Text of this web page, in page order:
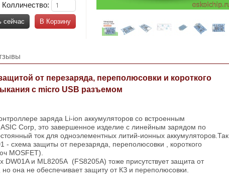
Колличество:
В Корзину
сейчас
от перезаряда, переполюсовки и короткого
с micro USB разъемом
заряда Li-ion аккумуляторов со встроенным
Corp, это завершенное изделие с линейным зарядом по
ток для одноэлементных литий-ионных аккумуляторов.Так
- схема защиты от перезаряда, переполюсовки , короткого
MOSFET).
и ML8205A (FS8205A) тоже присутствует защита от
она не обеспечивает защиту от КЗ и переполюсовки.